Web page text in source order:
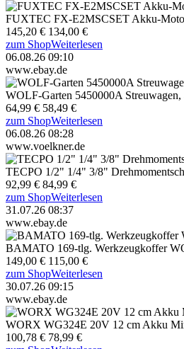
FUXTEC FX-E2MSCSET Akku-
145,20 € 134,00 €
zum ShopWeiterlesen
06.08.26 09:10
www.ebay.de
WOLF-Garten 5450000A Streuwagen,
64,99 € 58,49 €
zum ShopWeiterlesen
06.08.26 08:28
www.voelkner.de
TECPO 1/2" 1/4" 3/8"
92,99 € 84,99 €
zum ShopWeiterlesen
31.07.26 08:37
www.ebay.de
BAMATO 169-tlg. Werkzeugkoffer
149,00 € 115,00 €
zum ShopWeiterlesen
30.07.26 09:15
www.ebay.de
WORX WG324E 20V 12 cm Akku
100,78 € 78,99 €